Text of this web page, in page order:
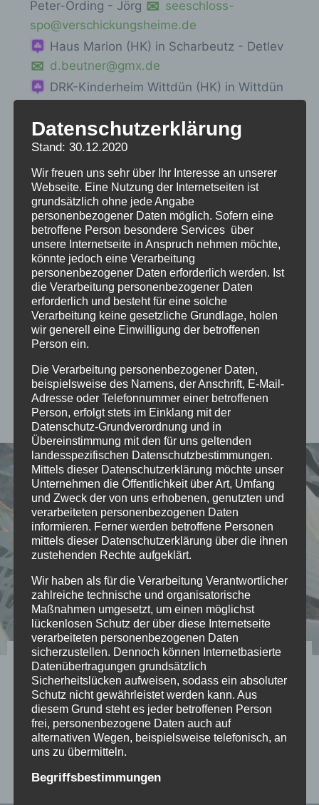
Peter-Ording - Jörg
seeschloss-
spo@verschickungsheime.de
Haus Marion (HK) in Scharbeutz - Detlev
d.beutner@gmx.de
DRK-Kinderheim Wittdün (HK) in Wittdün
wittduen@gmx.de
Haus Sonnenschein (HK) in Wittdün
(Amrum) - Beate
beate_haubrock@web.de
Kinderheim "Kinderglück" (HK) in Wittdün
(Amrum) - Stefan
Kinderglueck-
Amrum@Verschickungsheime.de
Gefundene Einträge: 23
Datenschutz
Hier geht es um die Regeln des Datenschutzes
dieser Seite
Impressum
Dies ist das Impressum des gemeinnützigen
Wissenschaftsvereins AEKV e.V.
Gründungsmitglied der Initiative
Datenschutzerklärung
Stand: 30.12.2020
Wir freuen uns sehr über Ihr Interesse an unserer
Webseite. Eine Nutzung der Internetseiten ist
grundsätzlich ohne jede Angabe
personenbezogener Daten möglich. Sofern eine
betroffene Person besondere Services über
unsere Internetseite in Anspruch nehmen möchte,
könnte jedoch eine Verarbeitung
personenbezogener Daten erforderlich werden. Ist
die Verarbeitung personenbezogener Daten
erforderlich und besteht für eine solche
Verarbeitung keine gesetzliche Grundlage, holen
wir generell eine Einwilligung der betroffenen
Person ein.
Die Verarbeitung personenbezogener Daten,
beispielsweise des Namens, der Anschrift, E-Mail-
Adresse oder Telefonnummer einer betroffenen
Person, erfolgt stets im Einklang mit der
Datenschutz-Grundverordnung und in
Übereinstimmung mit den für uns geltenden
landesspezifischen Datenschutzbestimmungen.
Mittels dieser Datenschutzerklärung möchte unser
Unternehmen die Öffentlichkeit über Art, Umfang
und Zweck der von uns erhobenen, genutzten und
verarbeiteten personenbezogenen Daten
informieren. Ferner werden betroffene Personen
mittels dieser Datenschutzerklärung über die ihnen
zustehenden Rechte aufgeklärt.
Wir haben als für die Verarbeitung Verantwortlicher
zahlreiche technische und organisatorische
Maßnahmen umgesetzt, um einen möglichst
lückenlosen Schutz der über diese Internetseite
verarbeiteten personenbezogenen Daten
sicherzustellen. Dennoch können Internetbasierte
Datenübertragungen grundsätzlich
Sicherheitslücken aufweisen, sodass ein absoluter
Schutz nicht gewährleistet werden kann. Aus
diesem Grund steht es jeder betroffenen Person
frei, personenbezogene Daten auch auf
alternativen Wegen, beispielsweise telefonisch, an
uns zu übermitteln.
Begriffsbestimmungen